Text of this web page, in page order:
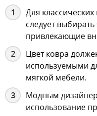
Для
следует
привлекающие
Цвет ковра
используемыми
мягкой мебели.
Модным
использование